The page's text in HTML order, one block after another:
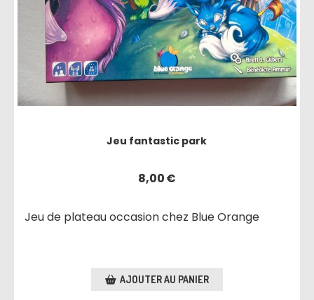
Jeu fantastic park
8,00€
Jeu de plateau occasion chez Blue Orange
AJOUTER AU PANIER